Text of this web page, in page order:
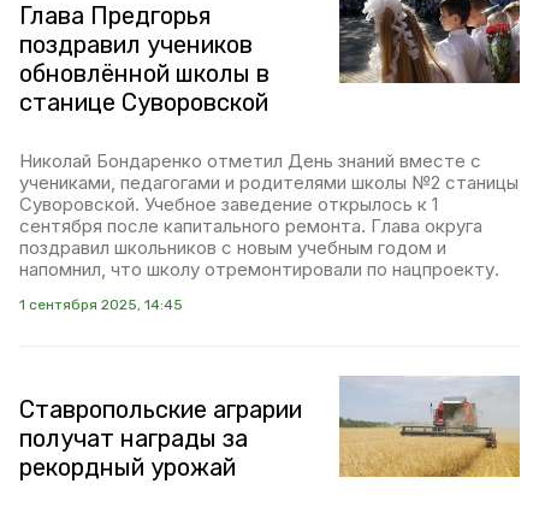
Глава Предгорья
поздравил учеников
обновлённой школы в
станице Суворовской
Николай Бондаренко отметил День знаний вместе с
учениками, педагогами и родителями школы №2 станицы
Суворовской. Учебное заведение открылось к 1
сентября после капитального ремонта. Глава округа
поздравил школьников с новым учебным годом и
напомнил, что школу отремонтировали по нацпроекту.
1 сентября 2025, 14:45
Ставропольские аграрии
получат награды за
рекордный урожай